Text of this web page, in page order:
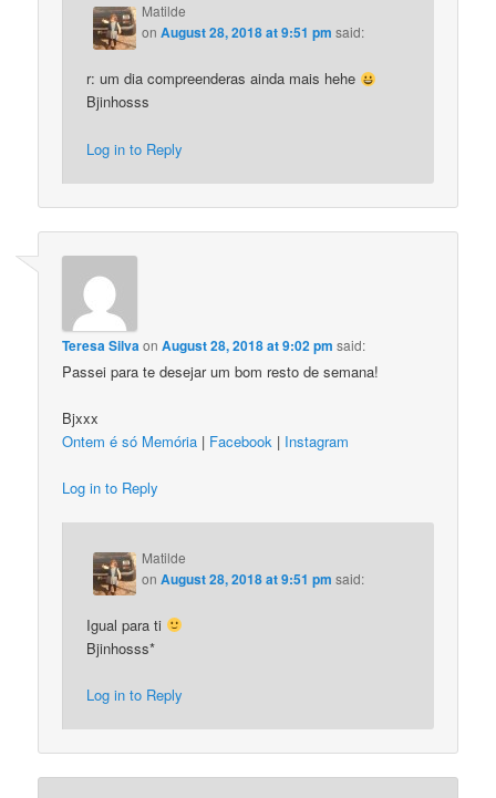
Matilde
onAugust 28, 2018 at 9:51 pm said:
r: um dia compreenderas ainda mais hehe
Bjinhosss
Log in to Reply
Teresa SilvaonAugust 28, 2018 at 9:02 pm said:
Passei para te desejar um bom resto de semana!
Bjxxx
Ontem é só Memória | Facebook | Instagram
Log in to Reply
Matilde
onAugust 28, 2018 at 9:51 pm said:
Igual para ti
Bjinhosss*
Log in to Reply